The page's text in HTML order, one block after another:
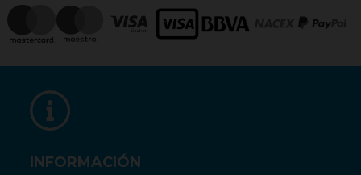
INFORMACIÓN